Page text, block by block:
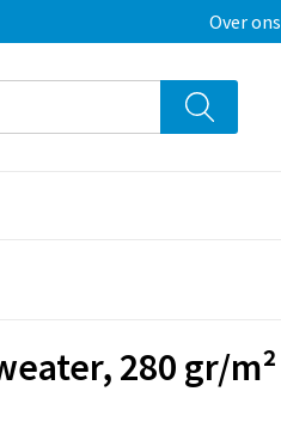
Over ons
280 gr/m²